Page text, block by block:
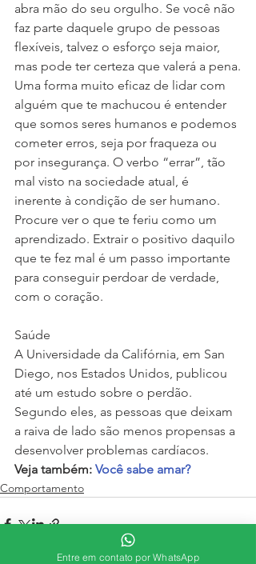
abra mão do seu orgulho. Se você não
faz parte daquele grupo de pessoas
flexíveis, talvez o esforço seja maior,
mas pode ter certeza que valerá a pena.
Uma forma muito eficaz de lidar com
alguém que te machucou é entender
que somos seres humanos e podemos
cometer erros, seja por fraqueza ou
por insegurança. O verbo “errar”, tão
mal visto na sociedade atual, é
inerente à condição de ser humano.
Procure ver o que te feriu como um
aprendizado. Extrair o positivo daquilo
que te fez mal é um passo importante
para conseguir perdoar de verdade,
com o coração.
Saúde
A Universidade da Califórnia, em San
Diego, nos Estados Unidos, publicou
até um estudo sobre o perdão.
Segundo eles, as pessoas que deixam
a raiva de lado são menos propensas a
desenvolver problemas cardíacos.
Veja também: Você sabe amar?
Comportamento
Entre em contato por WhatsApp